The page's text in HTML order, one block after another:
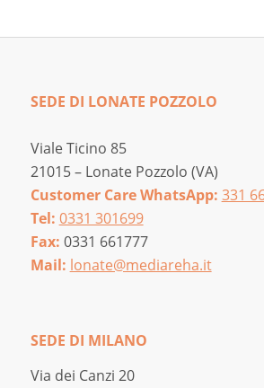
SEDE DI LONATE POZZOLO
Viale Ticino 85
21015 – Lonate Pozzolo (VA)
Customer Care WhatsApp: 331
Tel: 0331 301699
Fax: 0331 661777
Mail: lonate@mediareha.it
SEDE DI MILANO
Via dei Canzi 20